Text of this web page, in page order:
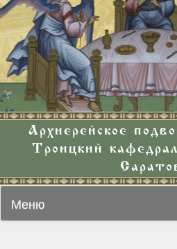
Архиерейское
Троицкий
Меню